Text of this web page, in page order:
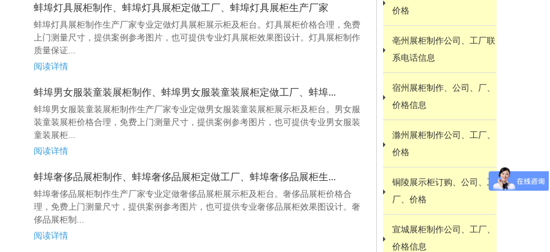
蚌埠灯具展柜制作、蚌埠灯具展柜定做工厂、蚌埠灯具展柜生产厂家
蚌埠灯具展柜制作生产厂家专业定做灯具展柜展示柜及柜台。灯具展柜价格合理，免费
上门测量尺寸，提供案例参考图片，也可提供专业灯具展柜效果图设计。灯具展柜制作
质量保证...
阅读详情
蚌埠男女服装童装展柜制作、蚌埠男女服装童装展柜定做工厂、蚌埠...
蚌埠男女服装童装展柜制作生产厂家专业定做男女服装童装展柜展示柜及柜台。男女服
装童装展柜价格合理，免费上门测量尺寸，提供案例参考图片，也可提供专业男女服装
童装展柜...
阅读详情
蚌埠奢侈品展柜制作、蚌埠奢侈品展柜定做工厂、蚌埠奢侈品展柜生...
蚌埠奢侈品展柜制作生产厂家专业定做奢侈品展柜展示柜及柜台。奢侈品展柜价格合
理，免费上门测量尺寸，提供案例参考图片，也可提供专业奢侈品展柜效果图设计。奢
侈品展柜制...
阅读详情
价格
亳州展柜制作公司、工厂联
系电话信息
宿州展柜制作、公司、厂、
价格信息
滁州展柜制作公司、工厂、
价格
铜陵展示柜订购、公司、工
厂、价格
宣城展柜制作公司、工厂、
价格信息